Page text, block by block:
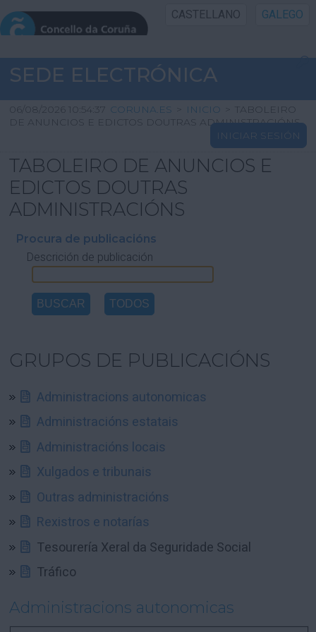
CASTELLANO GALEGO
INICIO SEDE
INICIO
INFORMACIÓN PÚBLICA
CARTAFOL CIDADÁN
UTILIDADES
AXUDA
SEDE ELECTRÓNICA
06/08/2026 10:54:37 CORUNA.ES > INICIO > TABOLEIRO
DE ANUNCIOS E EDICTOS DOUTRAS ADMINISTRACIÓNS
INICIAR SESIÓN
TABOLEIRO DE ANUNCIOS E
EDICTOS DOUTRAS
ADMINISTRACIÓNS
Procura de publicacións
Descrición de publicación
GRUPOS DE PUBLICACIÓNS
Administracions autonomicas
Administracións estatais
Administracións locais
Xulgados e tribunais
Outras administracións
Rexistros e notarías
Tesourería Xeral da Seguridade Social
Tráfico
Administracions autonomicas